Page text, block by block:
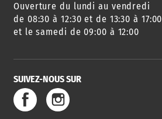
AGENDA
DES SORTIES
URBANISME
SERVICE
DE L'EAU
Ouverture du lundi au vendredi
de 08:30 à 12:30 et de 13:30 à 17:00
et le samedi de 09:00 à 12:00
SUIVEZ-NOUS SUR